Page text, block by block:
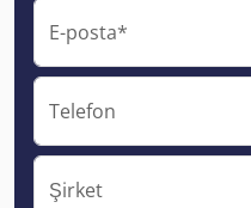
E-posta*
Telefon
Şirket